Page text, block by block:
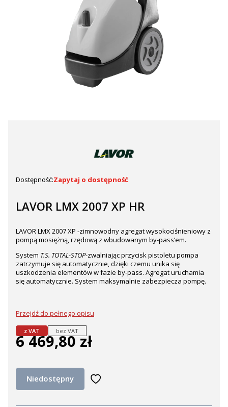
Dostępność:Zapytaj o dostępność
LAVOR LMX 2007 XP HR
LAVOR LMX 2007 XP -zimnowodny agregat wysokociśnieniowy z
pompą mosiężną, rzędową z wbudowanym by-pass’em.
System T.S. TOTAL-STOP-zwalniając przycisk pistoletu pompa
zatrzymuje się automatycznie, dzięki czemu unika się
uszkodzenia elementów w fazie by-pass. Agregat uruchamia
się automatycznie. System maksymalnie zabezpiecza pompę.
Przejdź do pełnego opisu
z VAT bez VAT
Cena
6 469,80 zł
Niedostępny